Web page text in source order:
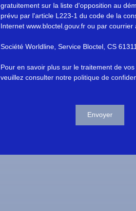
gratuitement sur la liste d'opposition au
prévu par l'article L223-1 du code de la
Internet www.bloctel.gouv.fr ou par courrier
Société Worldline, Service Bloctel, CS
Pour en savoir plus sur le traitement de
veuillez consulter notre politique de
Envoyer